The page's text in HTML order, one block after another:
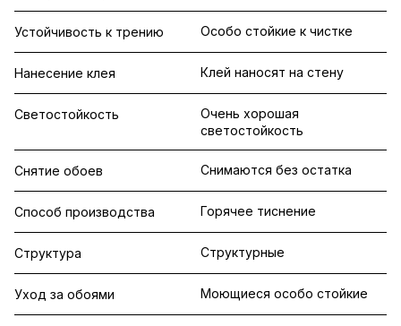
Устойчивость к трению Особо стойкие к чистке
Нанесение клея Клей наносят на стену
Светостойкость
Очень хорошая
светостойкость
Снятие обоев Снимаются без остатка
Способ производства Горячее тиснение
Структура Структурные
Уход за обоями Моющиеся особо стойкие